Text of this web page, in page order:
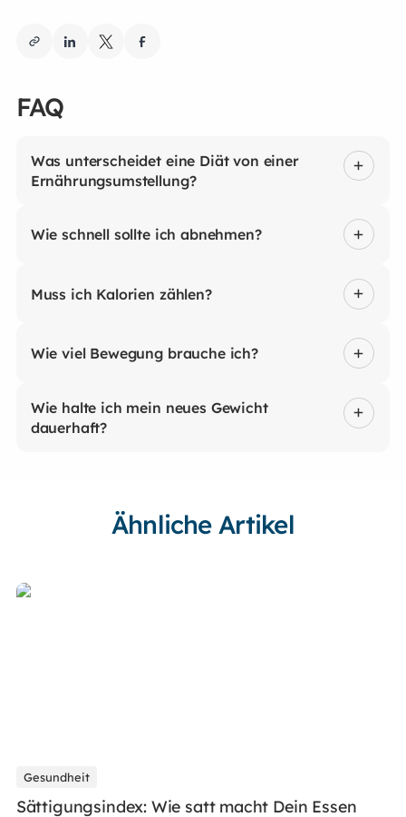
FAQ
Was unterscheidet eine Diät von einer
Ernährungsumstellung?
Wie schnell sollte ich abnehmen?
Muss ich Kalorien zählen?
Wie viel Bewegung brauche ich?
Wie halte ich mein neues Gewicht
dauerhaft?
Ähnliche Artikel
Gesundheit
Sättigungsindex: Wie satt macht Dein Essen